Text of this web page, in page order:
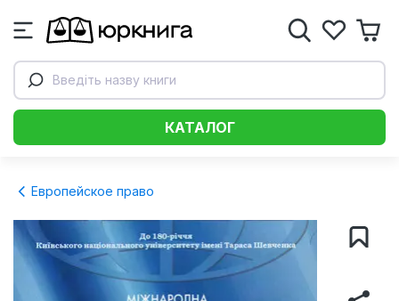
Введіть назву книги
КАТАЛОГ
Европейское право